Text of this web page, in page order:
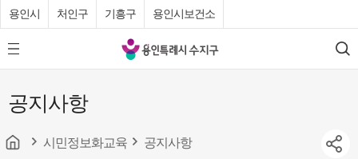
용인시 처인구 기흥구 용인시보건소
모
바
메
뉴
튼
용
인
수
검
색
공지사항
시민정보화교육 공지사항